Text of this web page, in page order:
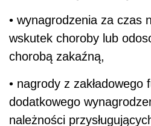
• wynagrodzenia za czas
wskutek choroby lub
chorobą zakaźną,
• nagrody z zakładowego
dodatkowego
należności